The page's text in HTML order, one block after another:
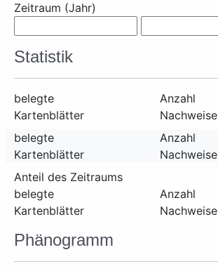
Zeitraum (Jahr)
Statistik
belegte
Kartenblätter
Anzahl
Nachweise
belegte
Kartenblätter
Anzahl
Nachweise
Anteil des Zeitraums
belegte
Kartenblätter
Anzahl
Nachweise
Phänogramm